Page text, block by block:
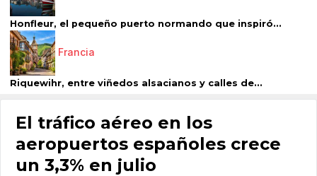
Honfleur, el pequeño puerto normando que inspiró...
Francia
Riquewihr, entre viñedos alsacianos y calles de...
El tráfico aéreo en los
aeropuertos españoles crece
un 3,3% en julio